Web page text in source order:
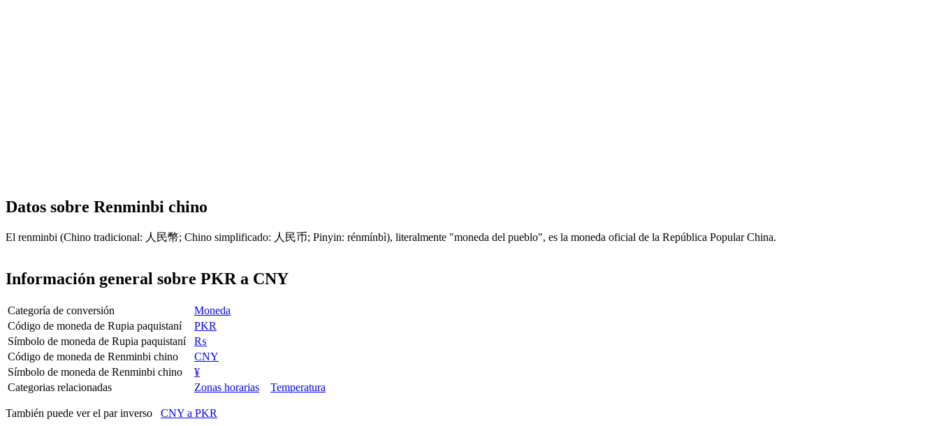
Datos sobre Renminbi chino
El renminbi (Chino tradicional: 人民幣; Chino simplificado: 人民币; Pinyin: rénmínbì), literalmente "moneda del pueblo", es la moneda oficial de la República Popular China.
Información general sobre PKR a CNY
Categoría de conversión
Moneda
Código de moneda de Rupia paquistaní
PKR
Símbolo de moneda de Rupia paquistaní
₨
Código de moneda de Renminbi chino
CNY
Símbolo de moneda de Renminbi chino
¥
Categorias relacionadas
Zonas horarias Temperatura
También puede ver el par inverso CNY a PKR